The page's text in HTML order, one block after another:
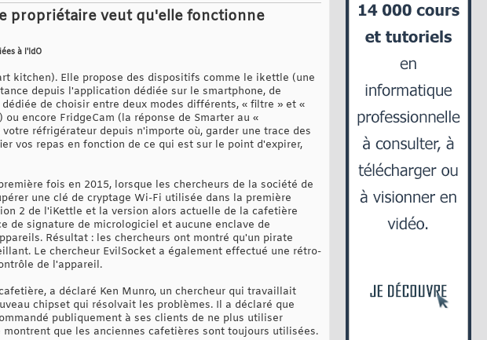
propriétaire veut qu'elle fonctionne
à l'IdO
kitchen). Elle propose des dispositifs comme le ikettle (une
depuis l'application dédiée sur le smartphone, de
de choisir entre deux modes différents, « filtre » et «
encore FridgeCam (la réponse de Smarter au «
réfrigérateur depuis n'importe où, garder une trace des
vos repas en fonction de ce qui est sur le point d'expirer,
fois en 2015, lorsque les chercheurs de la société de
une clé de cryptage Wi-Fi utilisée dans la première
2 de l'iKettle et la version alors actuelle de la cafetière
de signature de micrologiciel et aucune enclave de
Résultat : les chercheurs ont montré qu'un pirate
Le chercheur EvilSocket a également effectué une rétro-
de l'appareil.
a déclaré Ken Munro, un chercheur qui travaillait
chipset qui résolvait les problèmes. Il a déclaré que
publiquement à ses clients de ne plus utiliser
que les anciennes cafetières sont toujours utilisées.